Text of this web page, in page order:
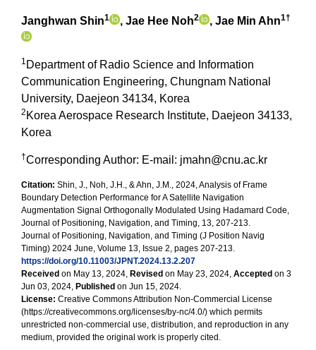
Janghwan Shin1 , Jae Hee Noh2 , Jae Min Ahn1†
1 Department of Radio Science and Information
Communication Engineering, Chungnam National
University, Daejeon 34134, Korea
2 Korea Aerospace Research Institute, Daejeon 34133,
Korea
†Corresponding Author: E-mail: jmahn@cnu.ac.kr
Citation: Shin, J., Noh, J.H., & Ahn, J.M., 2024, Analysis of Frame
Boundary Detection Performance for A Satellite Navigation
Augmentation Signal Orthogonally Modulated Using Hadamard Code,
Journal of Positioning, Navigation, and Timing, 13, 207-213.
Journal of Positioning, Navigation, and Timing (J Position Navig
Timing) 2024 June, Volume 13, Issue 2, pages 207-213.
https://doi.org/10.11003/JPNT.2024.13.2.207
Received on May 13, 2024, Revised on May 23, 2024, Accepted on 3
Jun 03, 2024, Published on Jun 15, 2024.
License: Creative Commons Attribution Non-Commercial License
(https://creativecommons.org/licenses/by-nc/4.0/) which permits
unrestricted non-commercial use, distribution, and reproduction in any
medium, provided the original work is properly cited.